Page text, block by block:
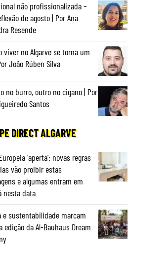
não profissionalizada –
de agosto | Por Ana
Resende
viver no Algarve se torna um
João Rúben Silva
no burro, outro no cigano | Por
Santos
DIRECT ALGARVE
‘aperta’: novas regras
vão proibir estas
e algumas entram em
nesta data
e sustentabilidade marcam
edição da Al-Bauhaus Dream